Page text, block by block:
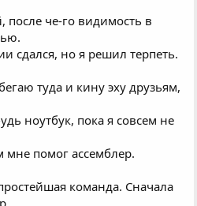
после че-го видимость в
сдался, но я решил терпеть.
туда и кину эху друзьям,
ноутбук, пока я совсем не
мне помог ассемблер.
команда. Сначала